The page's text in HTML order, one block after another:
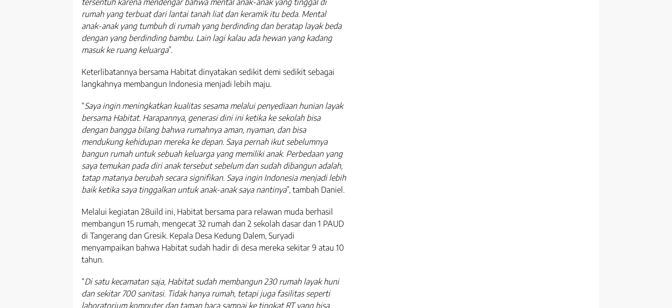
tersentuh karena mendengar bahwa mental anak-anak yang tinggal di
rumah yang terbuat dari lantai tanah liat dan keramik itu beda. Mental
anak-anak yang tumbuh di rumah yang berdinding dan beratap layak beda
dengan yang berdinding bambu. Lain lagi kalau ada hewan yang kadang
masuk ke ruang keluarga”.
Keterlibatannya bersama Habitat dinyatakan sedikit demi sedikit sebagai
langkahnya membangun Indonesia menjadi lebih maju.
“Saya ingin meningkatkan kualitas sesama melalui penyediaan hunian layak
bersama Habitat. Harapannya, generasi dini ini ketika ke sekolah bisa
dengan bangga bilang bahwa rumahnya aman, nyaman, dan bisa
mendukung kehidupan mereka ke depan. Saya pernah ikut sebelumnya
bangun rumah untuk sebuah keluarga yang memiliki anak. Perbedaan yang
saya temukan pada diri anak tersebut sebelum dan sudah dibangun adalah,
tatap matanya berubah secara signifikan. Saya ingin Indonesia menjadi lebih
baik ketika saya tinggalkan untuk anak-anak saya nantinya”, tambah Daniel.
Melalui kegiatan 28uild ini, Habitat bersama para relawan muda berhasil
membangun 15 rumah, mengecat 32 rumah dan 2 sekolah dasar dan 1 PAUD
di Tangerang dan Gresik. Kepala Desa Kedung Dalem, Suryadi
menyampaikan bahwa Habitat sudah hadir di desa mereka sekitar 9 atau 10
tahun.
“Di satu kecamatan saja, Habitat sudah membangun 230 rumah layak huni
dan sekitar 700 sanitasi. Tidak hanya rumah, tetapi juga fasilitas seperti
laboratorium komputer dan taman baca sampai ke tingkat RT yang bisa